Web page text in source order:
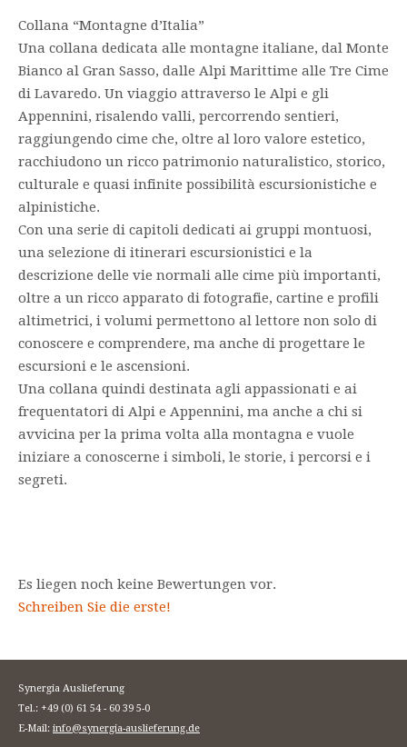
Collana “Montagne d’Italia”
Una collana dedicata alle montagne italiane, dal Monte
Bianco al Gran Sasso, dalle Alpi Marittime alle Tre Cime
di Lavaredo. Un viaggio attraverso le Alpi e gli
Appennini, risalendo valli, percorrendo sentieri,
raggiungendo cime che, oltre al loro valore estetico,
racchiudono un ricco patrimonio naturalistico, storico,
culturale e quasi infinite possibilità escursionistiche e
alpinistiche.
Con una serie di capitoli dedicati ai gruppi montuosi,
una selezione di itinerari escursionistici e la
descrizione delle vie normali alle cime più importanti,
oltre a un ricco apparato di fotografie, cartine e profili
altimetrici, i volumi permettono al lettore non solo di
conoscere e comprendere, ma anche di progettare le
escursioni e le ascensioni.
Una collana quindi destinata agli appassionati e ai
frequentatori di Alpi e Appennini, ma anche a chi si
avvicina per la prima volta alla montagna e vuole
iniziare a conoscerne i simboli, le storie, i percorsi e i
segreti.
Es liegen noch keine Bewertungen vor.
Schreiben Sie die erste!
Synergia Auslieferung
Tel.: +49 (0) 61 54 - 60 39 5-0
E-Mail: info@synergia-auslieferung.de